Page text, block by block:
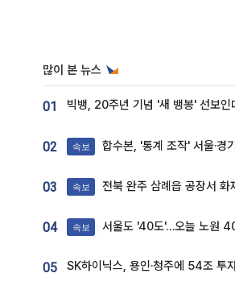
많이 본 뉴스
01
02 속보 합수본, '통계 조작' 서울·경기·충북 선관위 등 추
03 속보 전북 완주 삼례읍 공장서 화
04 속보 서울도 '40도'…오늘 노원 40.2
05